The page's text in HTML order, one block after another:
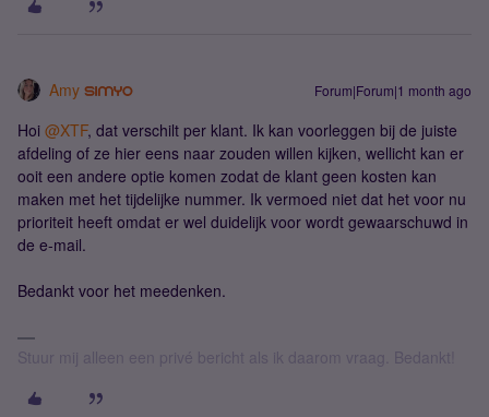
Amy Forum|Forum|1 month ago
Hoi ​ @XTF, dat verschilt per klant. Ik kan voorleggen bij de juiste
afdeling of ze hier eens naar zouden willen kijken, wellicht kan er
ooit een andere optie komen zodat de klant geen kosten kan
maken met het tijdelijke nummer. Ik vermoed niet dat het voor nu
prioriteit heeft omdat er wel duidelijk voor wordt gewaarschuwd in
de e-mail.
Bedankt voor het meedenken.
Stuur mij alleen een privé bericht als ik daarom vraag. Bedankt!